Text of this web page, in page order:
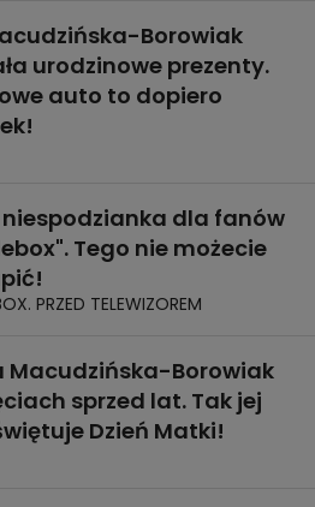
Borowiak
urodzinowe prezenty.
auto to dopiero
dla fanów
Tego nie możecie
PRZED TELEWIZOREM
Macudzińska-Borowiak
sprzed lat. Tak jej
Dzień Matki!